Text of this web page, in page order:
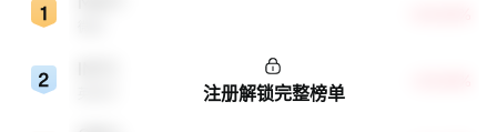
注册解锁完整榜单